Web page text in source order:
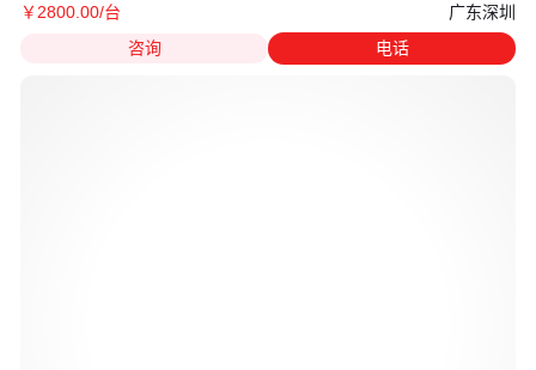
￥2800.00/台
广东深圳
咨询
电话